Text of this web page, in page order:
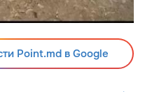
Point.md в Google